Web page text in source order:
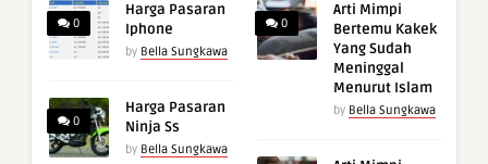
0
Harga Pasaran
Iphone
by Bella Sungkawa
0
Harga Pasaran
Ninja Ss
by Bella Sungkawa
0
Arti Mimpi
Bertemu Kakek
Yang Sudah
Meninggal
Menurut Islam
by Bella Sungkawa